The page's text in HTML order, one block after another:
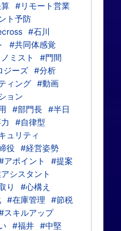
#リモート営業
ト予防
#石川
#共同体感覚
ミスト
#門間
ジーズ #分析
ィング #動画
ョン
#部門長 #半日
#自律型
ュリティ
役 #経営姿勢
アポイント
#提案
シスタント
り
#心構え
#在庫管理
#節税
スキルアップ
#福井 #中堅